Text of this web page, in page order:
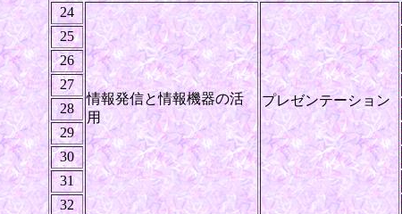
24
情報発信と情報機器の活
用
プレゼンテーション
25
26
27
28
29
30
31
32